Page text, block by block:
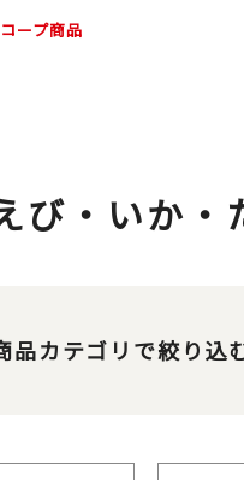
コープ商品
び・いか・
品カテゴリで絞り込